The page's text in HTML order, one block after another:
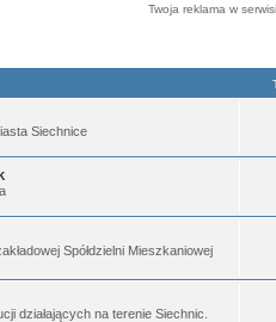
Twoja reklama w
Siechnice
Spółdzielni Mieszkaniowej
działających na terenie Siechnic.